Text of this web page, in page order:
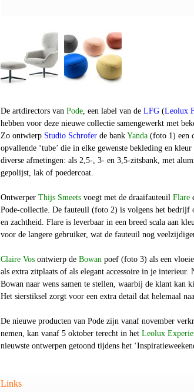
De artdirectors van Pode, een label van de LFG (Leolux
hebben voor deze nieuwe collectie samengewerkt met
Zo ontwierp Studio Schrofer de bank Yanda (foto 1) een
opvallende ‘tube’ die in elke gewenste bekleding en
diverse afmetingen: als 2,5-, 3- en 3,5-zitsbank, met
gepolijst, lak of poedercoat.
Ontwerper Thijs Smeets voegt met de draaifauteuil Flare
Pode-collectie. De fauteuil (foto 2) is volgens het bedrijf
en zachtheid. Flare is leverbaar in een breed scala aan
voor de langere gebruiker, wat de fauteuil nog
Claire Vos ontwierp de Bowan poef (foto 3) als een
als extra zitplaats of als elegant accessoire in je interieur.
Bowan naar wens samen te stellen, waarbij de klant kan
Het sierstiksel zorgt voor een extra detail dat helemaal
De nieuwe producten van Pode zijn vanaf november
nemen, kan vanaf 5 oktober terecht in het Leolux
nieuwste ontwerpen getoond tijdens het
Links